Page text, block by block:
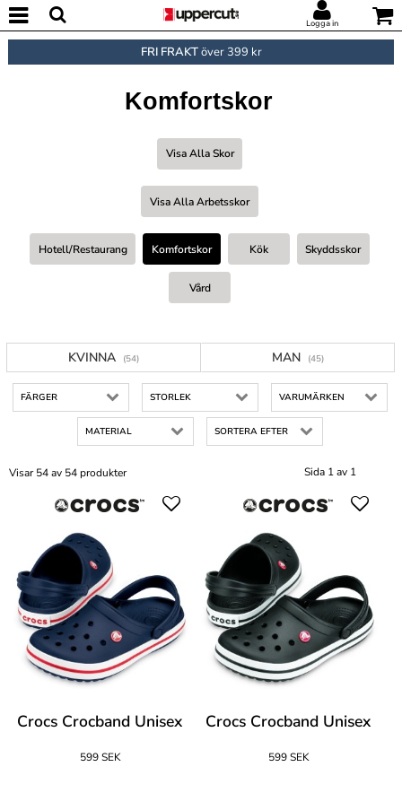
Logga in
FRI FRAKTöver 399 kr
Komfortskor
Visa Alla Skor
Visa Alla Arbetsskor
Hotell/restaurang Komfortskor Kök Skyddsskor
Vård
KVINNA (54) MAN (45)
FÄRGER STORLEK VARUMÄRKEN
MATERIAL SORTERA EFTER
Sida 1 av 1
Visar 54 av 54 produkter
Crocs Crocband Unisex
599 SEK
Crocs Crocband Unisex
599 SEK